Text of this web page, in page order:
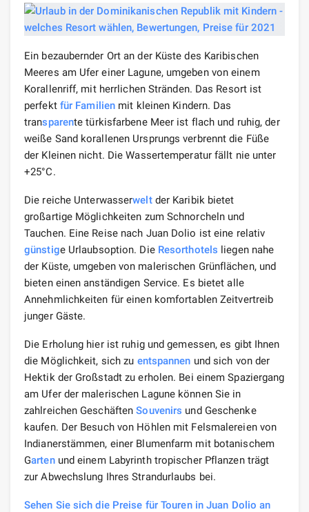
Ein bezaubernder Ort an der Küste des Karibischen
Meeres am Ufer einer Lagune, umgeben von einem
Korallenriff, mit herrlichen Stränden. Das Resort ist
perfekt für Familien mit kleinen Kindern. Das
transparente türkisfarbene Meer ist flach und ruhig, der
weiße Sand korallenen Ursprungs verbrennt die Füße
der Kleinen nicht. Die Wassertemperatur fällt nie unter
+25°C.
Die reiche Unterwasserweltder Karibik bietet
großartige Möglichkeiten zum Schnorcheln und
Tauchen. Eine Reise nach Juan Dolio ist eine relativ
günstige Urlaubsoption. Die Resorthotels liegen nahe
der Küste, umgeben von malerischen Grünflächen, und
bieten einen anständigen Service. Es bietet alle
Annehmlichkeiten für einen komfortablen Zeitvertreib
junger Gäste.
Die Erholung hier ist ruhig und gemessen, es gibt Ihnen
die Möglichkeit, sich zu entspannen und sich von der
Hektik der Großstadt zu erholen. Bei einem Spaziergang
am Ufer der malerischen Lagune können Sie in
zahlreichen GeschäftenSouvenirs und Geschenke
kaufen. Der Besuch von Höhlen mit Felsmalereien von
Indianerstämmen, einer Blumenfarm mit botanischem
Gartenund einem Labyrinth tropischer Pflanzen trägt
zur Abwechslung Ihres Strandurlaubs bei.
Sehen Sie sich die Preise für Touren in Juan Dolio an